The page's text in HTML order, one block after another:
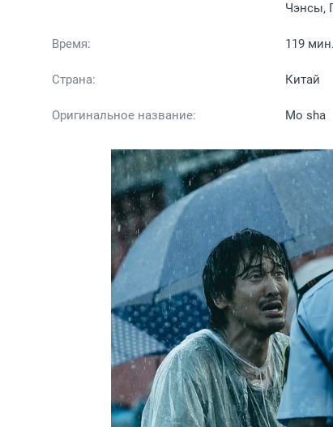
Чэнсы,
Время: 119 мин.
Страна: Китай
Оригинальное название: Mo sha